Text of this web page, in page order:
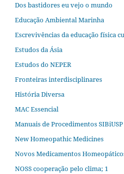
Dos bastidores eu vejo o mundo
Educação Ambiental Marinha
Escrevivências da educação física
Estudos da Ásia​
Estudos do NEPER
Fronteiras interdisciplinares
História Diversa
MAC Essencial
Manuais de Procedimentos SIBiUSP
New Homeopathic Medicines
Novos Medicamentos
NOSS cooperação pelo clima; 1